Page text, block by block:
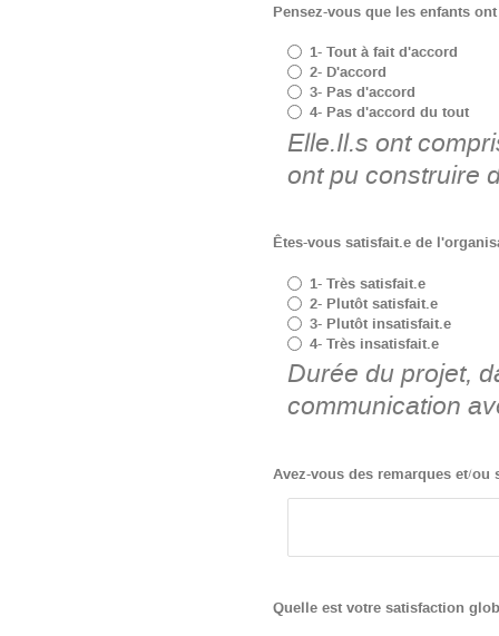
Pensez-vous que les enfants
1- Tout à fait d'accord
2- D'accord
3- Pas d'accord
4- Pas d'accord du tout
Elle.Il.s ont
ont pu construire
Êtes-vous satisfait.e de
1- Très satisfait.e
2- Plutôt satisfait.e
3- Plutôt insatisfait.e
4- Très insatisfait.e
Durée du projet,
communication
Avez-vous des remarques et/
Quelle est votre satisfaction